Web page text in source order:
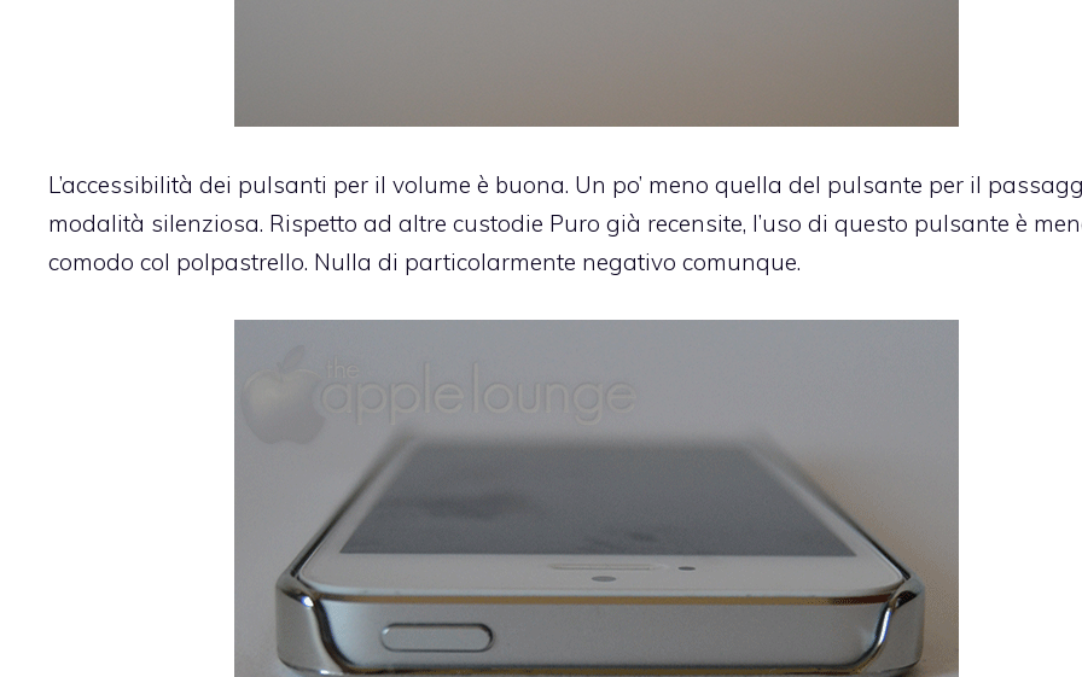
L’accessibilità dei pulsanti per il volume è buona. Un po’ meno quella del pulsante per il
modalità silenziosa. Rispetto ad altre custodie Puro già recensite, l’uso di questo pulsante è
comodo col polpastrello. Nulla di particolarmente negativo comunque.